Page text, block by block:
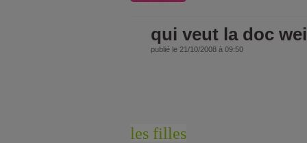
qui veut la doc
publié le 21/10/2008 à 09:50
les filles